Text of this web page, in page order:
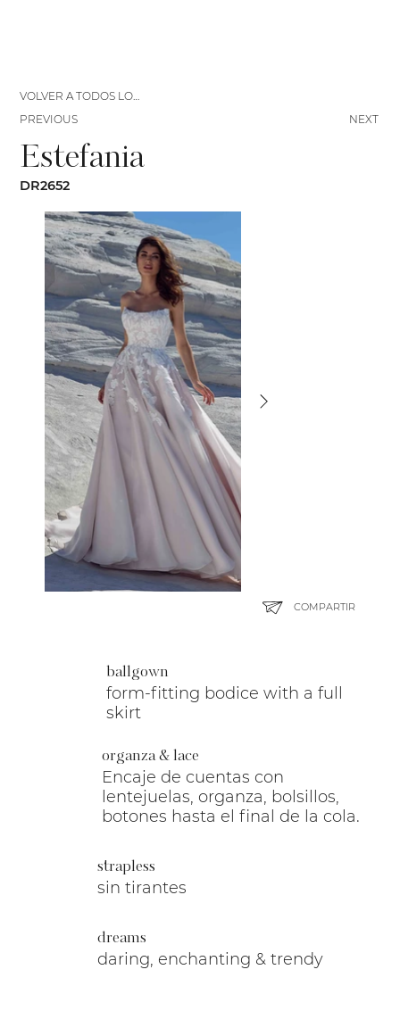
ballgown
form-fitting bodice with a full
skirt
organza & lace
Encaje de cuentas con
lentejuelas, organza, bolsillos,
botones hasta el final de la cola.
strapless
sin tirantes
dreams
daring, enchanting & trendy
Estefania
DR2652
COMPARTIR
NEXT
VOLVER A TODOS LOS VESTIDOS
PREVIOUS